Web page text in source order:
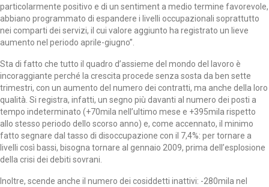
particolarmente positivo e di un sentiment a medio termine favorevole,
abbiano programmato di espandere i livelli occupazionali soprattutto
nei comparti dei servizi, il cui valore aggiunto ha registrato un lieve
aumento nel periodo aprile-giugno”.
Sta di fatto che tutto il quadro d’assieme del mondo del lavoro è
incoraggiante perché la crescita procede senza sosta da ben sette
trimestri, con un aumento del numero dei contratti, ma anche della loro
qualità. Si registra, infatti, un segno più davanti al numero dei posti a
tempo indeterminato (+70mila nell’ultimo mese e +395mila rispetto
allo stesso periodo dello scorso anno) e, come accennato, il minimo
fatto segnare dal tasso di disoccupazione con il 7,4%: per tornare a
livelli così bassi, bisogna tornare al gennaio 2009, prima dell’esplosione
della crisi dei debiti sovrani.
Inoltre, scende anche il numero dei cosiddetti inattivi: -280mila nel